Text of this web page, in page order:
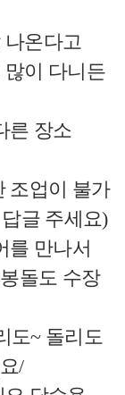
나온다고
이 다니든
른 장소
조업이 불가
글 주세요)
를 만나서
돌도 수장
도~ 돌리도
/